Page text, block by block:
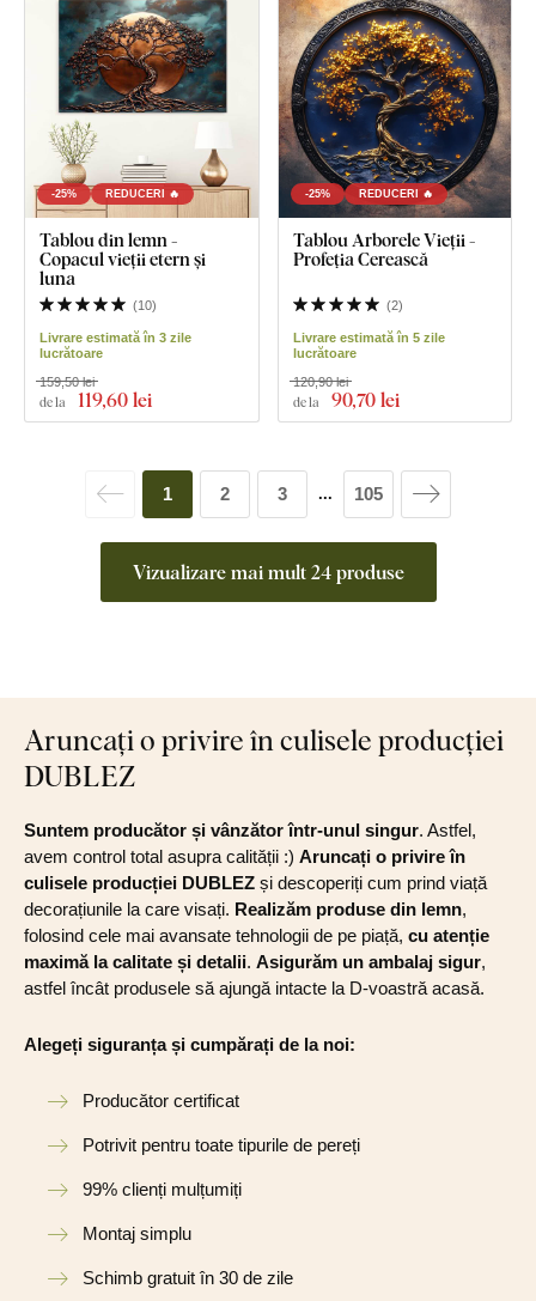
-25% REDUCERI 🔥
Tablou din lemn -
Copacul vieții etern și
luna
(10)
Livrare estimată în 3 zile
lucrătoare
de la 119,60 lei
159,50 lei
-25% REDUCERI 🔥
Tablou Arborele Vieții -
Profeția Cerească
(2)
Livrare estimată în 5 zile
lucrătoare
de la 90,70 lei
120,90 lei
Vizualizare mai mult 24 produse
1 2 3 ... 105
Aruncați o privire în culisele producției
DUBLEZ
Suntem producător și vânzător într-unul singur. Astfel,
avem control total asupra calității :) Aruncați o privire în
culisele producției DUBLEZ și descoperiți cum prind viață
decorațiunile la care visați. Realizăm produse din lemn,
folosind cele mai avansate tehnologii de pe piață, cu atenție
maximă la calitate și detalii. Asigurăm un ambalaj sigur,
astfel încât produsele să ajungă intacte la D-voastră acasă.
Alegeți siguranța și cumpărați de la noi:
Producător certificat
Potrivit pentru toate tipurile de pereți
99% clienți mulțumiți
Montaj simplu
Schimb gratuit în 30 de zile